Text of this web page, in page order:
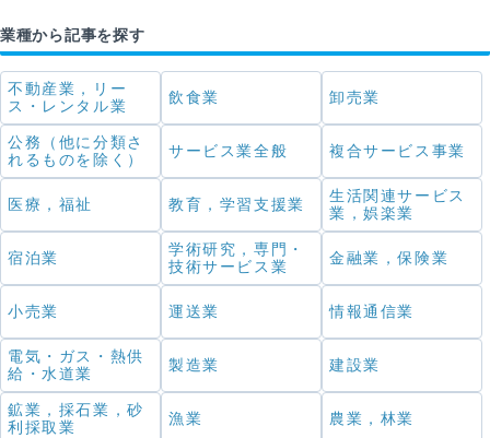
業種から記事を探す
不動産業，リー
ス・レンタル業
飲食業 卸売業
公務（他に分類さ
れるものを除く）
サービス業全般 複合サービス事業
医療，福祉 教育，学習支援業
生活関連サービス
業，娯楽業
宿泊業
学術研究，専門・
技術サービス業
金融業，保険業
小売業 運送業 情報通信業
電気・ガス・熱供
給・水道業
製造業 建設業
鉱業，採石業，砂
利採取業
漁業 農業，林業